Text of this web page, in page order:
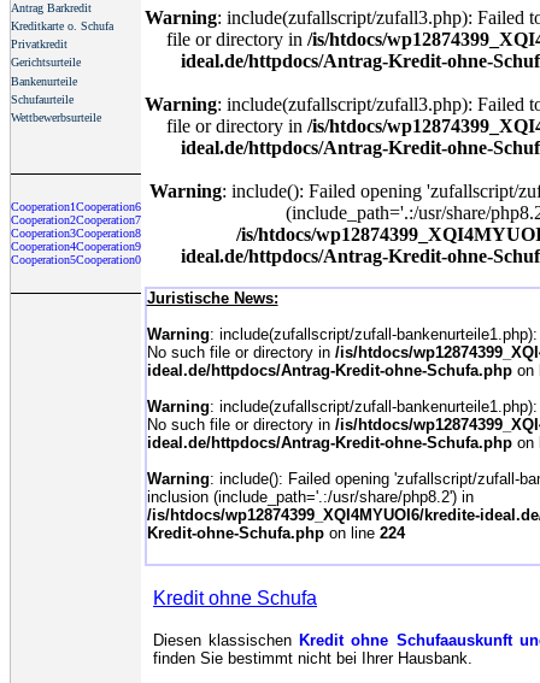
Antrag Barkredit
Kreditkarte o. Schufa
Privatkredit
Gerichtsurteile
Bankenurteile
Schufaurteile
Wettbewerbsurteile
Cooperation1
Cooperation2
Cooperation3
Cooperation4
Cooperation5
Cooperation6
Cooperation7
Cooperation8
Cooperation9
Cooperation0
Warning: include(zufallscript/zufall3.php): Failed
file or directory in /is/htdocs/
ideal.de/httpdocs/Antrag-Kredit-ohne-
Warning: include(zufallscript/zufall3.php): Failed
file or directory in /is/htdocs/
ideal.de/httpdocs/Antrag-Kredit-ohne-
Warning: include(): Failed opening 'zufallscript/
(include_path='.:/usr/share/
/is/htdocs/
ideal.de/httpdocs/Antrag-Kredit-ohne-
Juristische News:
Warning: include(zufallscript/zufall-
No such file or directory in /is/htdocs/
ideal.de/httpdocs/Antrag-Kredit-ohne-Schufa.phpon
Warning: include(zufallscript/zufall-
No such file or directory in /is/htdocs/
ideal.de/httpdocs/Antrag-Kredit-ohne-Schufa.phpon
Warning: include(): Failed opening 'zufallscript/zufall-
inclusion (include_path='.:/usr/share/php8.2') in
/is/htdocs/wp12874399_XQI4MYUOI6/kredite-
Kredit-ohne-Schufa.phpon line 224
Kredit ohne Schufa
Diesen klassischen Kredit ohne Schufaauskunft
finden Sie bestimmt nicht bei Ihrer Hausbank.